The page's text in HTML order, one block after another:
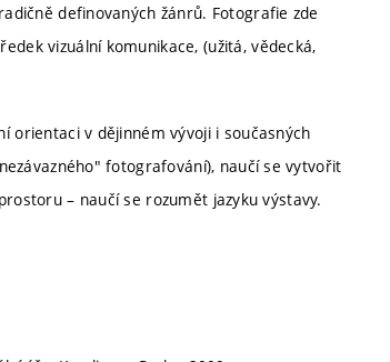
definovaných žánrů. Fotografie zde
vizuální komunikace, (užitá, vědecká,
orientaci v dějinném vývoji i současných
fotografování), naučí se vytvořit
– naučí se rozumět jazyku výstavy.